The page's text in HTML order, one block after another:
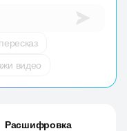
видео
Расшифровка